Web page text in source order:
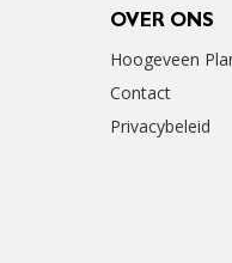
OVER ONS
Hoogeveen
Contact
Privacybeleid